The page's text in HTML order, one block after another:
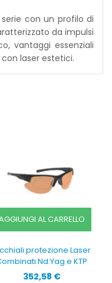
con un profilo di
da impulsi
vantaggi essenziali
laser estetici.
AL CARRELLO
protezione Laser
Nd:Yag e KTP
Prezzo
352,58 €